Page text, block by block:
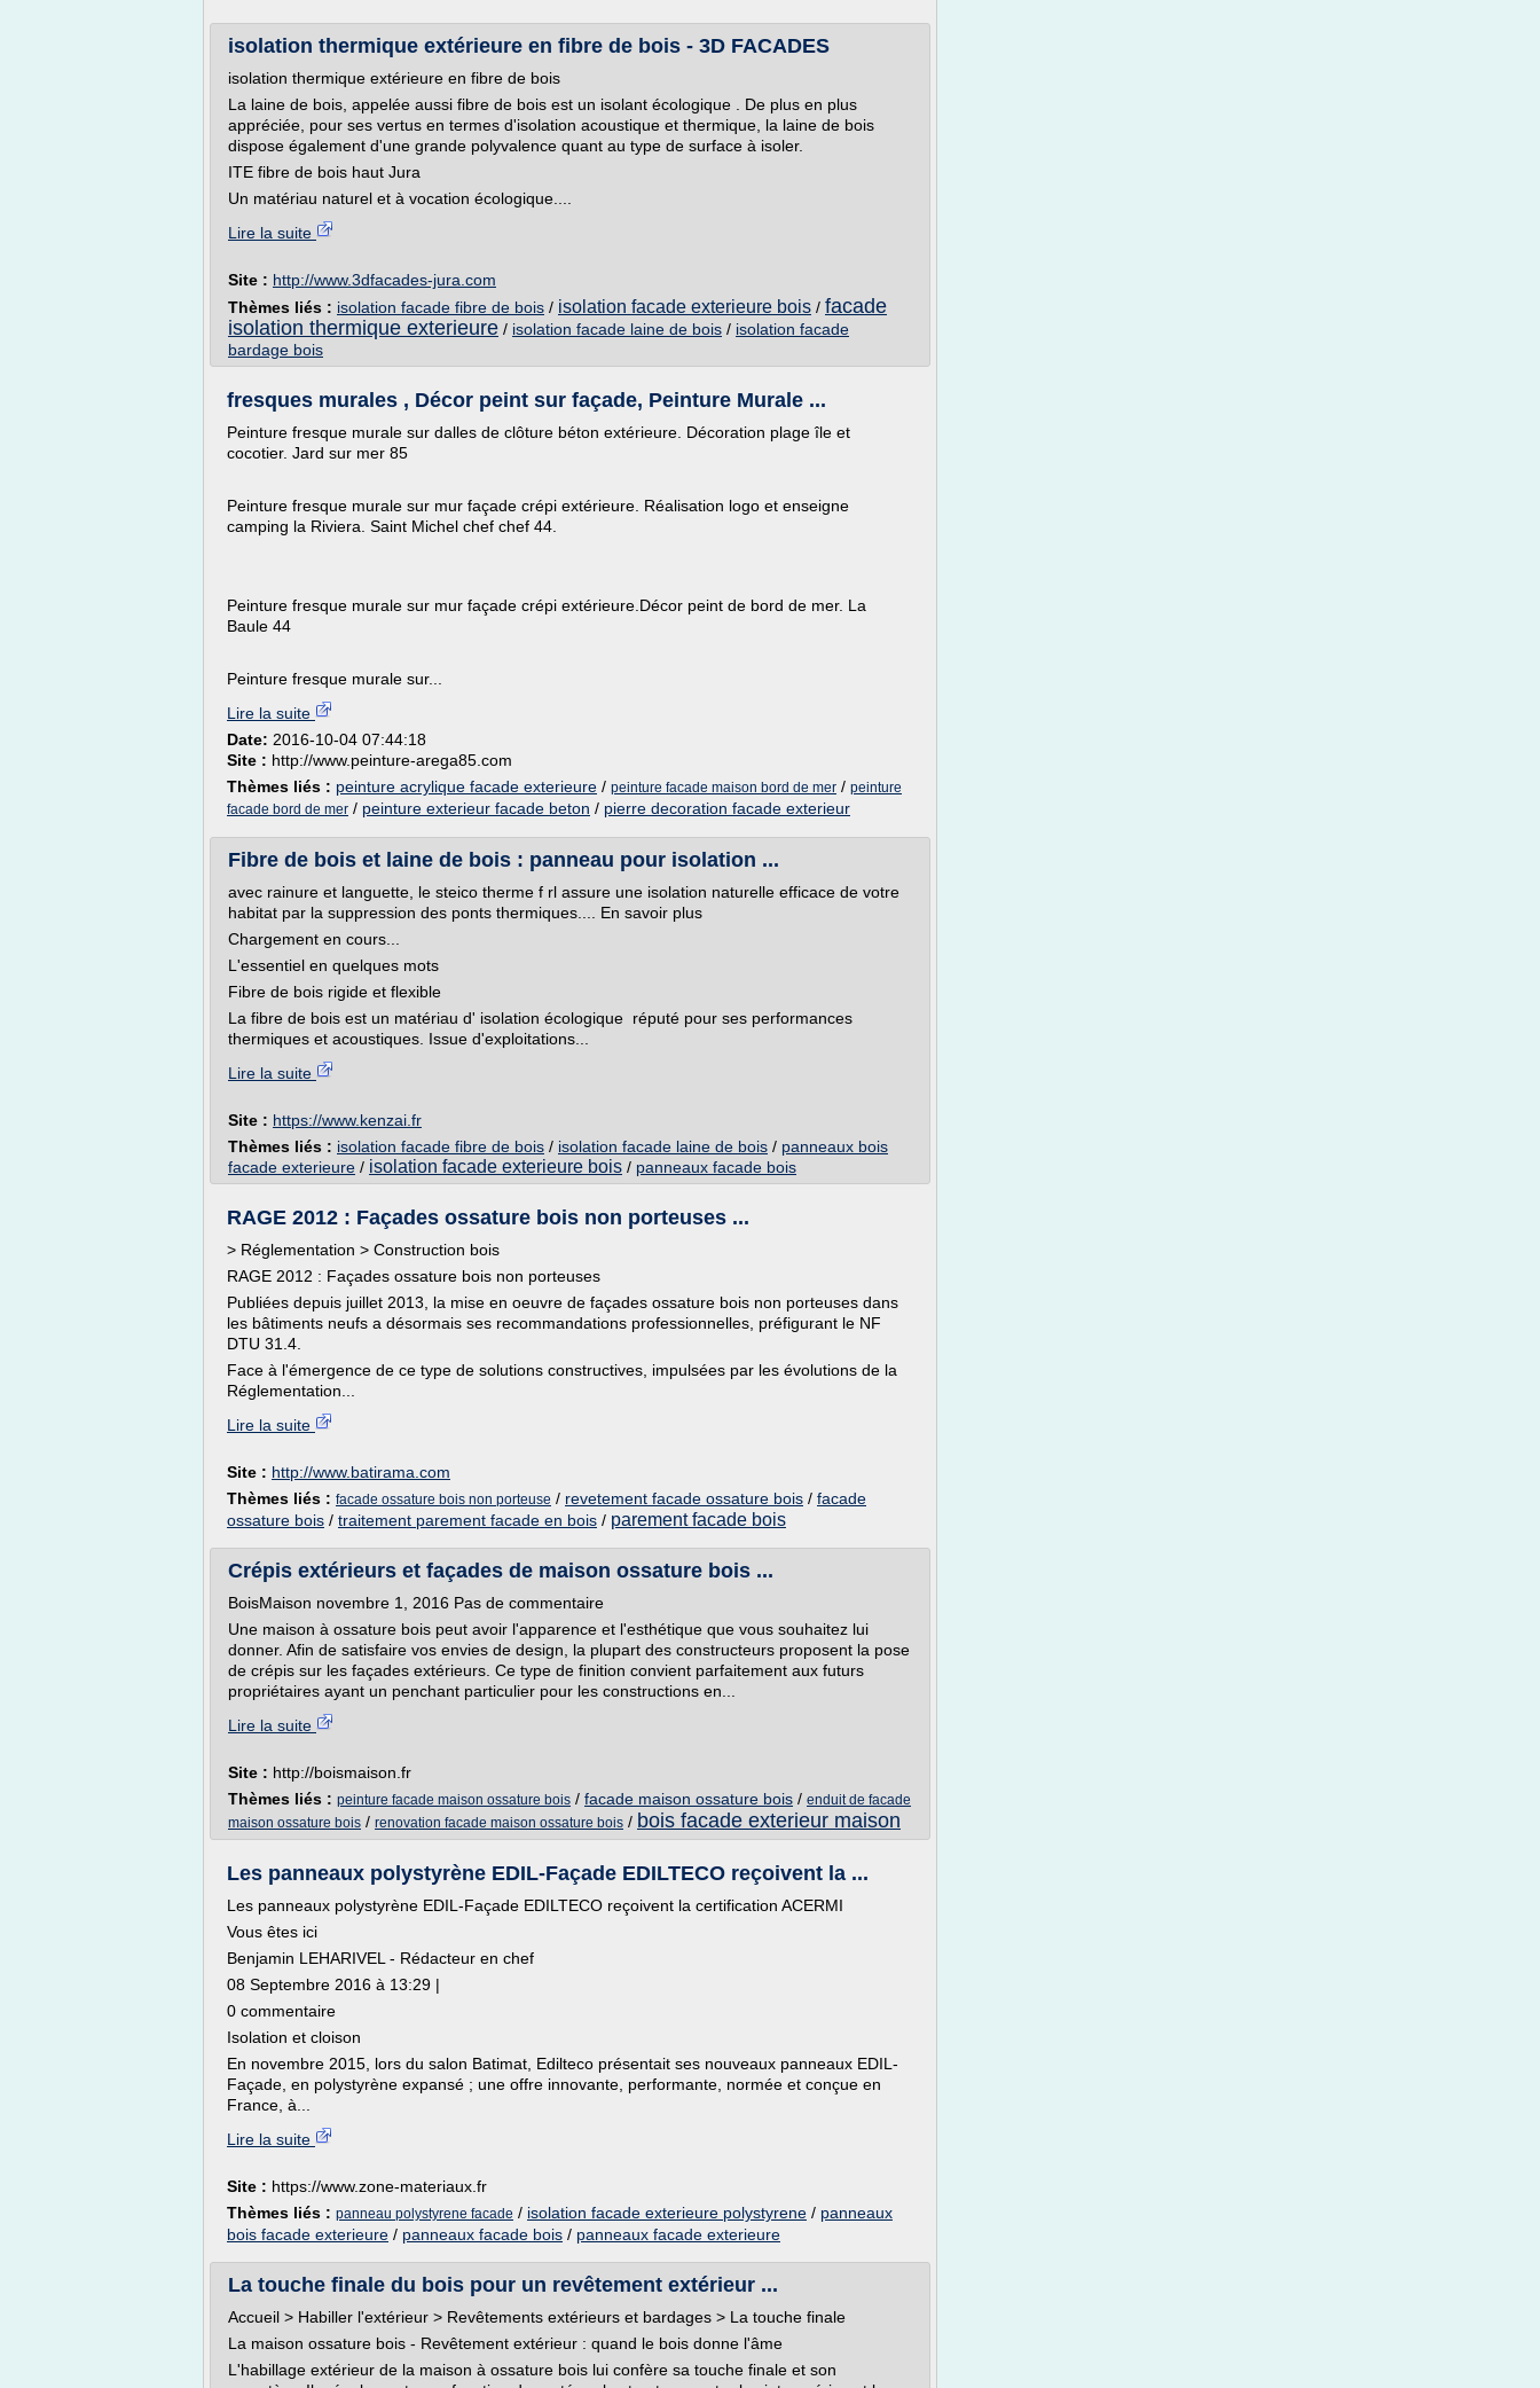
isolation thermique extérieure en fibre de bois - 3D FACADES
isolation thermique extérieure en fibre de bois
La laine de bois, appelée aussi fibre de bois est un isolant écologique . De plus en plus
appréciée, pour ses vertus en termes d'isolation acoustique et thermique, la laine de bois
dispose également d'une grande polyvalence quant au type de surface à isoler.
ITE fibre de bois haut Jura
Un matériau naturel et à vocation écologique....
Lire la suite
Site : http://www.3dfacades-jura.com
Thèmes liés : isolation facade fibre de bois / isolation facade exterieure bois / facade
isolation thermique exterieure / isolation facade laine de bois / isolation facade
bardage bois
fresques murales , Décor peint sur façade, Peinture Murale ...
Peinture fresque murale sur dalles de clôture béton extérieure. Décoration plage île et
cocotier. Jard sur mer 85
Peinture fresque murale sur mur façade crépi extérieure. Réalisation logo et enseigne
camping la Riviera. Saint Michel chef chef 44.
Peinture fresque murale sur mur façade crépi extérieure.Décor peint de bord de mer. La
Baule 44
Peinture fresque murale sur...
Lire la suite
Date: 2016-10-04 07:44:18
Site : http://www.peinture-arega85.com
Thèmes liés : peinture acrylique facade exterieure / peinture facade maison bord de mer / peinture
facade bord de mer / peinture exterieur facade beton / pierre decoration facade exterieur
Fibre de bois et laine de bois : panneau pour isolation ...
avec rainure et languette, le steico therme f rl assure une isolation naturelle efficace de votre
habitat par la suppression des ponts thermiques.... En savoir plus
Chargement en cours...
L'essentiel en quelques mots
Fibre de bois rigide et flexible
La fibre de bois est un matériau d' isolation écologique réputé pour ses performances
thermiques et acoustiques. Issue d'exploitations...
Lire la suite
Site : https://www.kenzai.fr
Thèmes liés : isolation facade fibre de bois / isolation facade laine de bois / panneaux bois
facade exterieure / isolation facade exterieure bois / panneaux facade bois
RAGE 2012 : Façades ossature bois non porteuses ...
> Réglementation > Construction bois
RAGE 2012 : Façades ossature bois non porteuses
Publiées depuis juillet 2013, la mise en oeuvre de façades ossature bois non porteuses dans
les bâtiments neufs a désormais ses recommandations professionnelles, préfigurant le NF
DTU 31.4.
Face à l'émergence de ce type de solutions constructives, impulsées par les évolutions de la
Réglementation...
Lire la suite
Site : http://www.batirama.com
Thèmes liés : facade ossature bois non porteuse / revetement facade ossature bois / facade
ossature bois / traitement parement facade en bois / parement facade bois
Crépis extérieurs et façades de maison ossature bois ...
BoisMaison novembre 1, 2016 Pas de commentaire
Une maison à ossature bois peut avoir l'apparence et l'esthétique que vous souhaitez lui
donner. Afin de satisfaire vos envies de design, la plupart des constructeurs proposent la pose
de crépis sur les façades extérieurs. Ce type de finition convient parfaitement aux futurs
propriétaires ayant un penchant particulier pour les constructions en...
Lire la suite
Site : http://boismaison.fr
Thèmes liés : peinture facade maison ossature bois / facade maison ossature bois / enduit de facade
maison ossature bois / renovation facade maison ossature bois / bois facade exterieur maison
Les panneaux polystyrène EDIL-Façade EDILTECO reçoivent la ...
Les panneaux polystyrène EDIL-Façade EDILTECO reçoivent la certification ACERMI
Vous êtes ici
Benjamin LEHARIVEL - Rédacteur en chef
08 Septembre 2016 à 13:29 |
0 commentaire
Isolation et cloison
En novembre 2015, lors du salon Batimat, Edilteco présentait ses nouveaux panneaux EDIL-
Façade, en polystyrène expansé ; une offre innovante, performante, normée et conçue en
France, à...
Lire la suite
Site : https://www.zone-materiaux.fr
Thèmes liés : panneau polystyrene facade / isolation facade exterieure polystyrene / panneaux
bois facade exterieure / panneaux facade bois / panneaux facade exterieure
La touche finale du bois pour un revêtement extérieur ...
Accueil > Habiller l'extérieur > Revêtements extérieurs et bardages > La touche finale
La maison ossature bois - Revêtement extérieur : quand le bois donne l'âme
L'habillage extérieur de la maison à ossature bois lui confère sa touche finale et son